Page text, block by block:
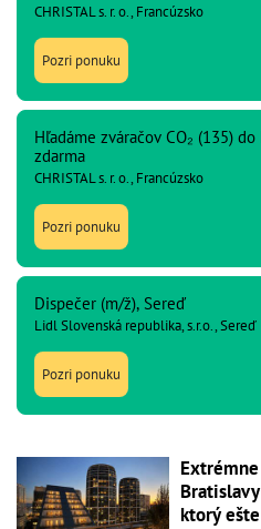
CHRISTAL s. r. o., Francúzsko
Pozri ponuku
Hľadáme zváračov CO₂ (135)
zdarma
CHRISTAL s. r. o., Francúzsko
Pozri ponuku
Dispečer (m/ž), Sereď
Lidl Slovenská republika, s.r.o., Sereď
Pozri ponuku
ktorý